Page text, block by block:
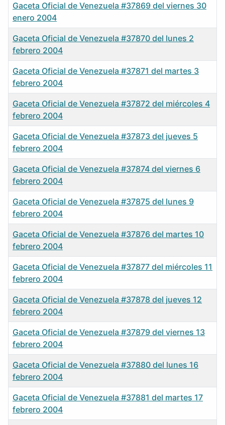
Gaceta Oficial de Venezuela #37869 del viernes 30
enero 2004
Gaceta Oficial de Venezuela #37870 del lunes 2
febrero 2004
Gaceta Oficial de Venezuela #37871 del martes 3
febrero 2004
Gaceta Oficial de Venezuela #37872 del miércoles 4
febrero 2004
Gaceta Oficial de Venezuela #37873 del jueves 5
febrero 2004
Gaceta Oficial de Venezuela #37874 del viernes 6
febrero 2004
Gaceta Oficial de Venezuela #37875 del lunes 9
febrero 2004
Gaceta Oficial de Venezuela #37876 del martes 10
febrero 2004
Gaceta Oficial de Venezuela #37877 del miércoles 11
febrero 2004
Gaceta Oficial de Venezuela #37878 del jueves 12
febrero 2004
Gaceta Oficial de Venezuela #37879 del viernes 13
febrero 2004
Gaceta Oficial de Venezuela #37880 del lunes 16
febrero 2004
Gaceta Oficial de Venezuela #37881 del martes 17
febrero 2004